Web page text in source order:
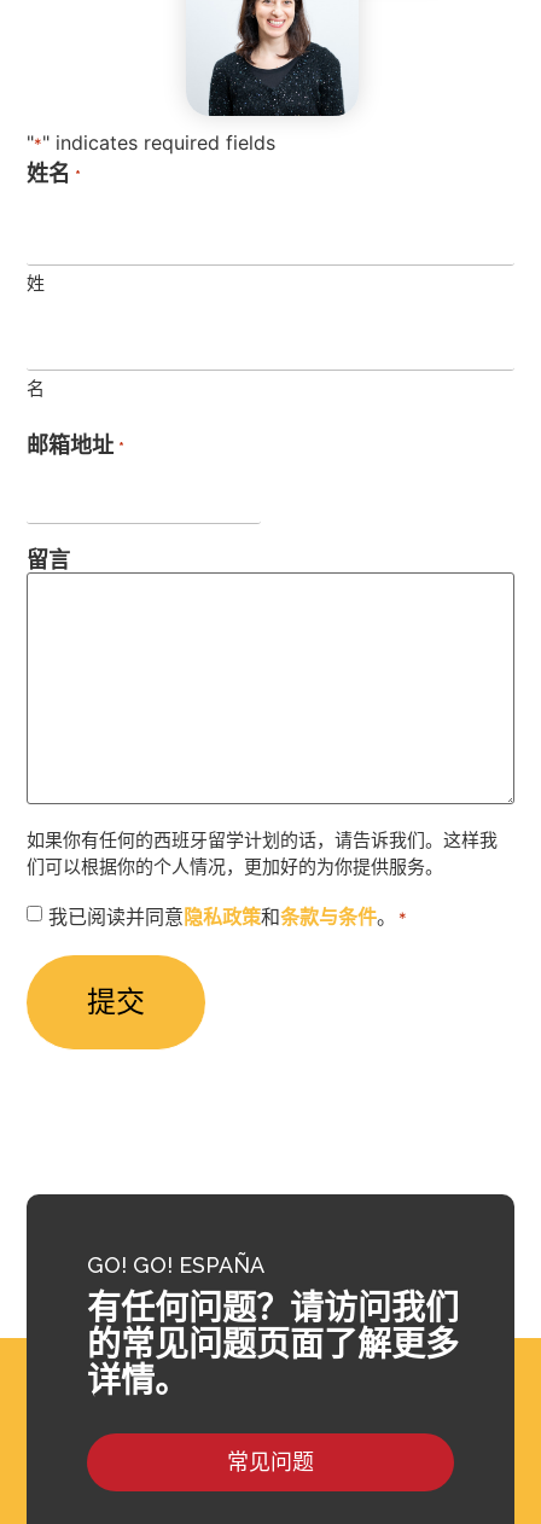
"*" indicates required fields
姓名 *
姓
名
邮箱地址 *
留言
如果你有任何的西班牙留学计划的话，请告诉我们。这样我
们可以根据你的个人情况，更加好的为你提供服务。
授
同
意
我已阅读并同意 隐私政策和条款与条件。 *
GO! GO! ESPAÑA
有任何问题？请访问我们
的常见问题页面了解更多
详情。
常见问题